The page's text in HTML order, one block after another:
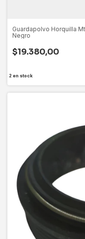
Guardapolvo Horquilla
Negro
$19.380,00
2 en stock